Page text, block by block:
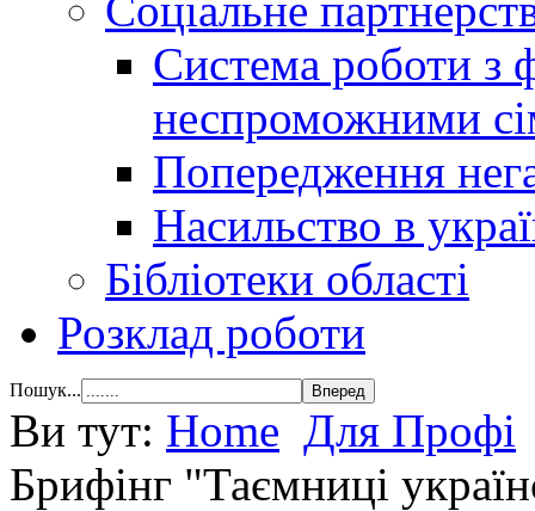
Система роботи з
неспроможними
Попередження
Насильство в
Бібліотеки області
Розклад роботи
Пошук...
Ви тут: Home Для Профі
Брифінг "Таємниці